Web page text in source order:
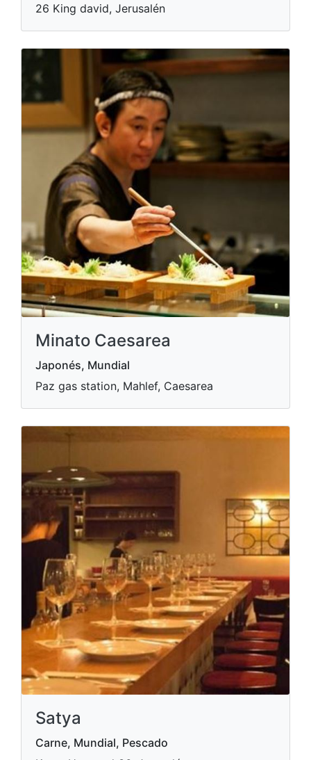
26 King david, Jerusalén
Minato Caesarea
Japonés, Mundial
Paz gas station, Mahlef, Caesarea
Satya
Carne, Mundial, Pescado